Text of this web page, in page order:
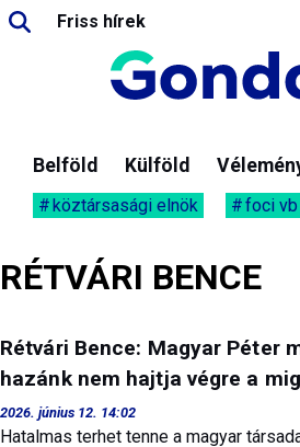
Friss hírek
Belföld Külföld
köztársasági elnök foci
RÉTVÁRI BENCE
Rétvári Bence: Magyar Péter
hazánk nem hajtja végre a
2026. június 12. 14:02
Hatalmas terhet tenne a magyar